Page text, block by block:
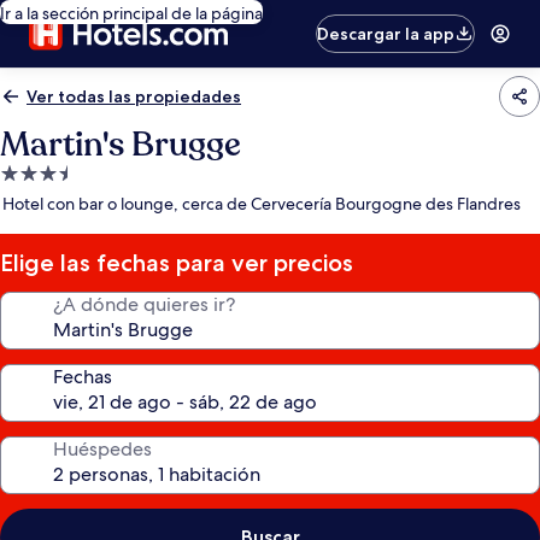
Ir a la sección principal de la página
Descargar la app
Ver todas las propiedades
Martin's Brugge
Propiedad
de
estrellas
Hotel con bar o lounge, cerca de Cervecería Bourgogne des Flandres
Elige las fechas para ver precios
¿A dónde quieres ir?
Fechas
Huéspedes